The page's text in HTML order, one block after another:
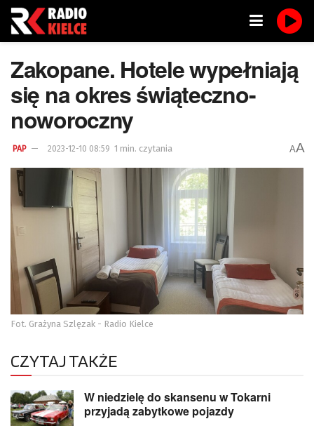
Zakopane. Hotele wypełniają
się na okres świąteczno-
noworoczny
PAP 2023-12-10 08:59 1 min. czytania AA
Fot. Grażyna Szlęzak - Radio Kielce
CZYTAJ TAKŻE
W niedzielę do skansenu w Tokarni
przyjadą zabytkowe pojazdy